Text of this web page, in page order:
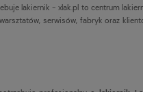
lakiernik - xlak.pl to centrum
serwisów, fabryk oraz